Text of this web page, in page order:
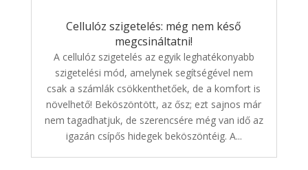
Cellulóz szigetelés: még nem késő
megcsináltatni!
A cellulóz szigetelés az egyik leghatékonyabb
szigetelési mód, amelynek segítségével nem
csak a számlák csökkenthetőek, de a komfort is
növelhető! Beköszöntött, az ősz; ezt sajnos már
nem tagadhatjuk, de szerencsére még van idő az
igazán csípős hidegek beköszöntéig. A...